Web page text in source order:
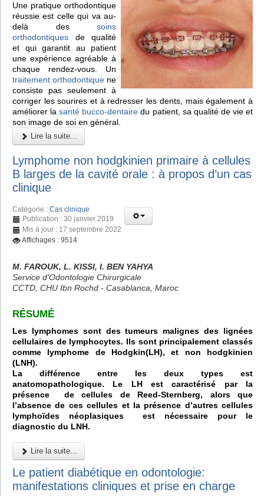
Une pratique orthodontique
réussie est celle qui va au-
delà des soins
orthodontiques de qualité
et qui garantit au patient
une expérience agréable à
chaque rendez-vous. Un
traitement orthodontique ne
consiste pas seulement à
corriger les sourires et à redresser les dents, mais également à
améliorer lasanté bucco-dentaire du patient, sa qualité de vie et
son image de soi en général.
Lire la suite...
Lymphome non hodgkinien primaire à cellules
B larges de la cavité orale : à propos d’un cas
clinique
Catégorie : Cas clinique
Publication : 30 janvier 2019
Mis à jour : 17 septembre 2022
Affichages : 9514
M. FAROUK, L. KISSI, I. BEN YAHYA
Service d’Odontologie Chirurgicale
CCTD, CHU Ibn Rochd - Casablanca, Maroc
RÉSUMÉ
Les lymphomes sont des tumeurs malignes des lignées
cellulaires de lymphocytes. Ils sont principalement classés
comme lymphome de Hodgkin(LH), et non hodgkinien
(LNH).
La différence entre les deux types est
anatomopathologique. Le LH est caractérisé par la
présence de cellules de Reed-Sternberg, alors que
l’absence de ces cellules et la présence d’autres cellules
lymphoïdes néoplasiques est nécessaire pour le
diagnostic du LNH.
Lire la suite...
Le patient diabétique en odontologie:
manifestations cliniques et prise en charge